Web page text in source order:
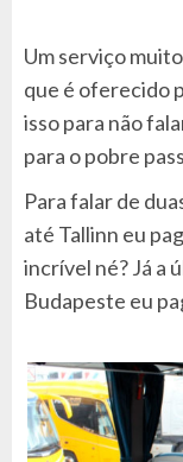
Um serviço
que é oferecido
isso para não
para o pobre
Para falar de
até Tallinn eu
incrível né? Já a
Budapeste eu